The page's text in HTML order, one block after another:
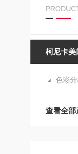
柯尼卡美
色彩
查看全部